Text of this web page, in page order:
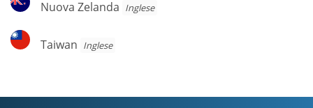
Zelanda
Nuova Zelanda Inglese
Taiwan
Taiwan Inglese